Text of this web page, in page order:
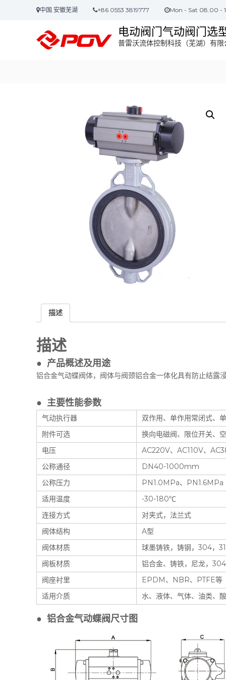
中国.安徽芜湖 +86 0553 3819777 Mon - Sat 08.00 -
电动阀门气动阀门选
普雷沃流体控制科技（芜湖）有限
描述
描述
● 产品概述及用途
铝合金气动蝶阀体，阀体与阀颈铝合金一体化具有防止结露
● 主要性能参数
气动执行器
双作用、单作用常闭式、
附件可选
换向电磁阀、限位开关、
电压
AC220V、AC110V、
公称通径
DN40-1000mm
公称压力
PN1.0MPa、PN1.6MPa
适用温度
-30-180℃
连接方式
对夹式，法兰式
阀体结构
A型
阀体材质
球墨铸铁，铸钢，304，
阀板材质
铝合金、铸铁，尼龙，
阀座衬里
EPDM、NBR、PTFE等
适用介质
水、液体、气体、油类、
● 铝合金气动蝶阀尺寸图